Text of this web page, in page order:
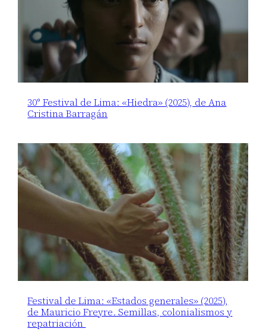
30° Festival de Lima: «Hiedra» (2025), de Ana
Cristina Barragán
Festival de Lima: «Estados generales» (2025),
de Mauricio Freyre. Semillas, colonialismos y
repatriación